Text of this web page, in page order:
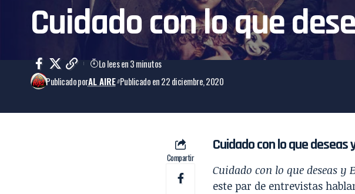
Cuidado con lo que
Publicado porAL AIRE Publicado en 22 diciembre, 2020
Lo lees en 3 minutos
Compartir
Cuidado con lo que deseas
Cuidado con lo que deseas y
este par de entrevistas